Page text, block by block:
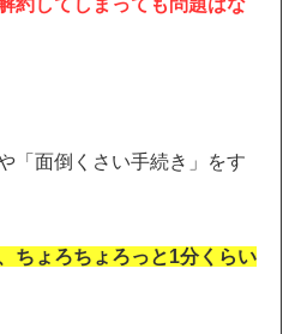
約してしまっても問題はな
「面倒くさい手続き」をす
ちょろちょろっと1分くらい